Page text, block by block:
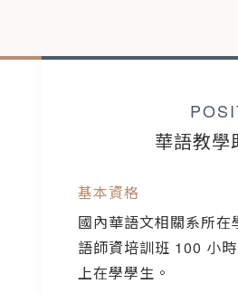
華語教學
基本資格
國內華語文相關系所
語師資培訓班 100 小
上在學學生。